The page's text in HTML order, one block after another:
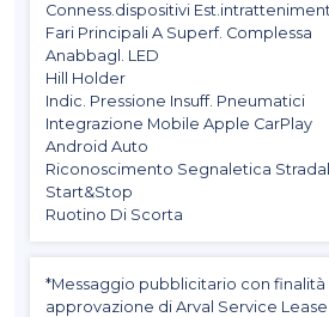
Conness.dispositivi
Fari Principali A Superf. Complessa
Anabbagl. LED
Hill Holder
Indic. Pressione Insuff. Pneumatici
Integrazione Mobile Apple CarPlay
Android Auto
Riconoscimento Segnaletica
Start&Stop
Ruotino Di Scorta
*Messaggio pubblicitario con
approvazione di Arval Service Lease